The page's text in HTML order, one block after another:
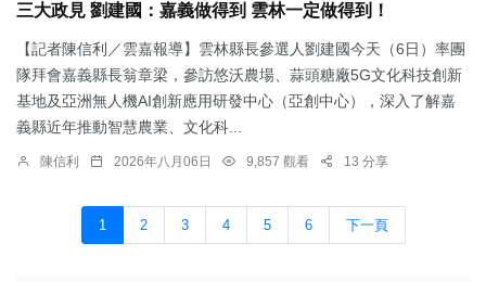
三大政見 劉建國：嘉義做得到 雲林一定做得到！
【記者陳信利／雲嘉報導】雲林縣長參選人劉建國今天（6日）率團
隊拜會嘉義縣長翁章梁，參訪悠沃農場、蒜頭糖廠5G文化科技創新
基地及亞洲無人機AI創新應用研發中心（亞創中心），深入了解嘉
義縣近年推動智慧農業、文化科...
陳信利 2026年八月06日 9,857 觀看 13 分享
1 2 3 4 5 6 下一頁